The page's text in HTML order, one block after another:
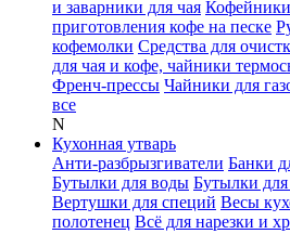
и заварники для чая Кофейники
приготовления кофе на песке
кофемолки Средства для
для чая и кофе, чайники
Френч-прессы Чайники для
все
N
Кухонная утварь
Анти-разбрызгиватели Банки
Бутылки для воды Бутылки для
Вертушки для специй Весы
полотенец Всё для нарезки и